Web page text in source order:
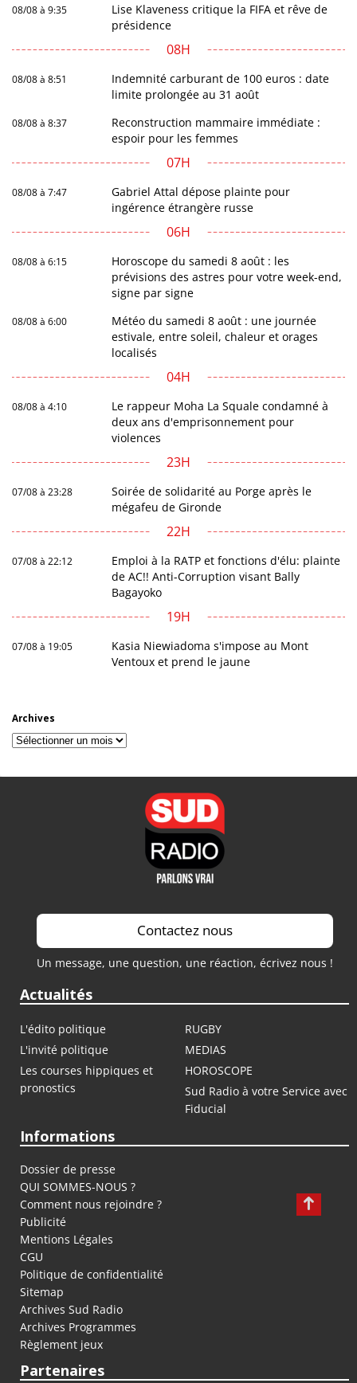
08/08 à 9:35
Lise Klaveness critique la FIFA et rêve de
présidence
08H
08/08 à 8:51
Indemnité carburant de 100 euros : date
limite prolongée au 31 août
08/08 à 8:37
Reconstruction mammaire immédiate :
espoir pour les femmes
07H
08/08 à 7:47
Gabriel Attal dépose plainte pour
ingérence étrangère russe
06H
08/08 à 6:15
Horoscope du samedi 8 août : les
prévisions des astres pour votre week-end,
signe par signe
08/08 à 6:00
Météo du samedi 8 août : une journée
estivale, entre soleil, chaleur et orages
localisés
04H
08/08 à 4:10
Le rappeur Moha La Squale condamné à
deux ans d'emprisonnement pour
violences
23H
07/08 à 23:28
Soirée de solidarité au Porge après le
mégafeu de Gironde
22H
07/08 à 22:12
Emploi à la RATP et fonctions d'élu: plainte
de AC!! Anti-Corruption visant Bally
Bagayoko
19H
07/08 à 19:05
Kasia Niewiadoma s'impose au Mont
Ventoux et prend le jaune
Archives
Archives
Contactez nous
Un message, une question, une réaction, écrivez nous !
Actualités
L'édito politique
RUGBY
L'invité politique
MEDIAS
Les courses hippiques et
pronostics
HOROSCOPE
Sud Radio à votre Service avec
Fiducial
Informations
Dossier de presse
QUI SOMMES-NOUS ?
Comment nous rejoindre ?
Publicité
Mentions Légales
CGU
Politique de confidentialité
Sitemap
Archives Sud Radio
Archives Programmes
Règlement jeux
Partenaires